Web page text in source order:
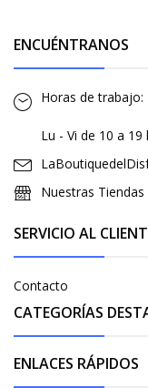
ENCUÉNTRANOS
Horas de trabajo:
Lu - Vi de 10 a 19
Nuestras Tiendas
SERVICIO AL
Contacto
CATEGORÍAS
ENLACES RÁPIDOS